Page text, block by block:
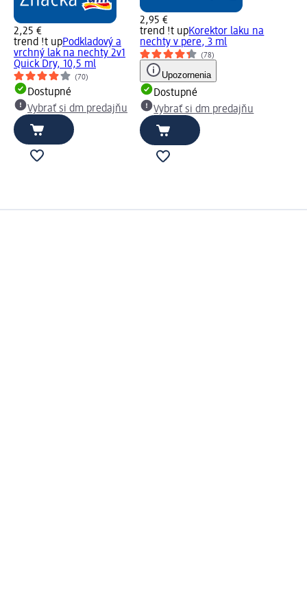
2,25 €
trend !t upPodkladový a
vrchný lak na nechty 2v1
Quick Dry, 10,5 ml
(70)
Dostupné
Vybrať si dm predajňu
2,95 €
trend !t upKorektor laku na
nechty v pere, 3 ml
(78)
Upozornenia
Dostupné
Vybrať si dm predajňu